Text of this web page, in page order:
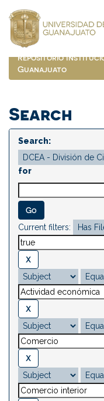
navigation
Repositorio
Guanajuato
Search
Search:
for
Current filters: